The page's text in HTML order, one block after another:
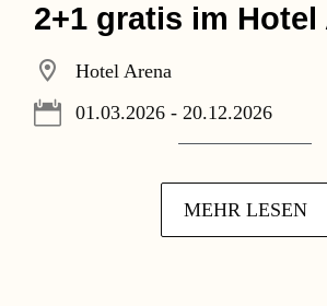
2+1 gratis im Hotel
Hotel Arena
01.03.2026 - 20.12.2026
MEHR LESEN